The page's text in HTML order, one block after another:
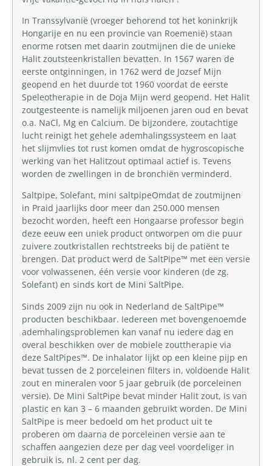
In Transsylvanië (vroeger behorend tot het koninkrijk
Hongarije en nu een provincie van Roemenië) staan
enorme rotsen met daarin zoutmijnen die de unieke
Halit zoutsteenkristallen bevatten. In 1567 waren de
eerste ontginningen, in 1762 werd de Jozsef Mijn
geopend en het duurde tot 1960 voordat de eerste
Speleotherapie in de Doja Mijn werd geopend. Het Halit
zoutgesteente is namelijk miljoenen jaren oud en bevat
o.a. NaCl, Mg en Calcium. De bijzondere, zoutachtige
lucht reinigt het gehele ademhalingssysteem en laat
het slijmvlies tot rust komen omdat de hygroscopische
werking van het Halitzout optimaal actief is. Tevens
worden de zwellingen in de bronchiën verminderd.
Saltpipe, Solefant, mini saltpipeOmdat de zoutmijnen
in Praid jaarlijks door meer dan 250.000 mensen
bezocht worden, heeft een Hongaarse professor begin
deze eeuw een uniek product ontworpen om die puur
zuivere zoutkristallen rechtstreeks bij de patiënt te
brengen. Dat product werd de SaltPipe™ met een versie
voor volwassenen, één versie voor kinderen (de zg.
Solefant) en sinds kort de Mini SaltPipe.
Sinds 2009 zijn nu ook in Nederland de SaltPipe™
producten beschikbaar. Iedereen met bovengenoemde
ademhalingsproblemen kan vanaf nu iedere dag en
overal beschikken over de mobiele zouttherapie via
deze SaltPipes™. De inhalator lijkt op een kleine pijp en
bevat tussen de 2 porceleinen filters in, voldoende Halit
zout en mineralen voor 5 jaar gebruik (de porceleinen
versie). De Mini SaltPipe bevat minder Halit zout, is van
plastic en kan 3 – 6 maanden gebruikt worden. De Mini
SaltPipe is meer bedoeld om het product uit te
proberen om daarna de porceleinen versie aan te
schaffen aangezien deze per dag veel voordeliger in
gebruik is, nl. 2 cent per dag.